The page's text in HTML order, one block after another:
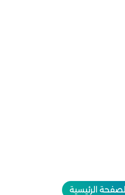
الصفحة الرئيسية